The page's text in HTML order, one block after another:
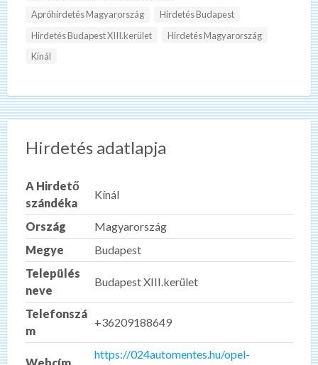
Apróhirdetés Magyarország
Hirdetés Budapest
Hirdetés Budapest XIII.kerület
Hirdetés Magyarország
Kínál
Hirdetés adatlapja
A Hirdető
szándéka
Kínál
Ország
Magyarország
Megye
Budapest
Település
neve
Budapest XIII.kerület
Telefonszá
m
+36209188649
https://024automentes.hu/opel-